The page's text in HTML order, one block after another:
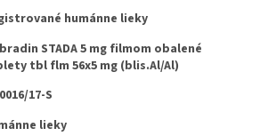
humánne lieky
STADA 5 mg filmom obalené
tbl flm 56x5 mg (blis.Al/Al)
17-S
lieky